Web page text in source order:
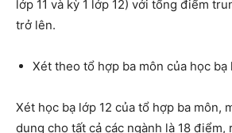
lớp 11 và kỳ 1 lớp 12) với tổng điểm
trở lên.
Xét theo tổ hợp ba môn của học bạ
Xét học bạ lớp 12 của tổ hợp ba môn,
dụng cho tất cả các ngành là 18 điểm,